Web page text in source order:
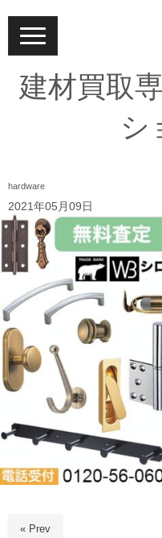
N
a
v
g
a
建材買取
シ
hardware
2021年05月09日
« Prev